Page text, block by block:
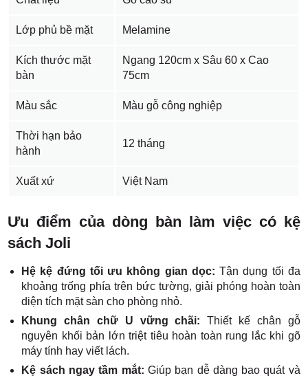
Lớp phủ bề mặt Melamine
Kích thước mặt
bàn
Ngang 120cm x Sâu 60 x Cao
75cm
Màu sắc Màu gỗ công nghiệp
Thời hạn bảo
hành
12 tháng
Xuất xứ Việt Nam
Ưu điểm của dòng bàn làm việc có kệ
sách Joli
Hệ kệ đứng tối ưu không gian dọc: Tận dụng tối đa
khoảng trống phía trên bức tường, giải phóng hoàn toàn
diện tích mặt sàn cho phòng nhỏ.
Khung chân chữ U vững chãi: Thiết kế chân gỗ
nguyên khối bản lớn triệt tiêu hoàn toàn rung lắc khi gõ
máy tính hay viết lách.
Kệ sách ngay tầm mắt: Giúp bạn dễ dàng bao quát và